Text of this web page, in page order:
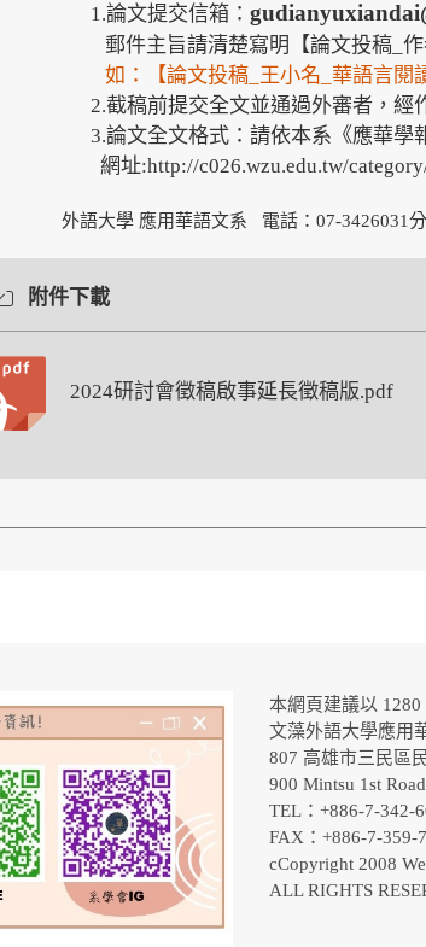
1.論文提交信箱：
郵件主旨請清楚寫明【論文投稿_作
如：【論文投稿_王小名_華語言閱讀
2.截稿前提交全文並通過外審者，經
3.論文全文格式：請依本系《應華學
網址:http://c026.wzu.edu.tw/
外語大學 應用華語文系 電話：07-3426031
附件下載
2024研討會徵稿啟事延長徵稿版.pdf
本網頁建議以
文藻外語大學應用
807 高雄市三民區
900 Mintsu 1st
TEL：+886-7-342-
FAX：+886-7-359-
cCopyright 2008
ALL RIGHTS